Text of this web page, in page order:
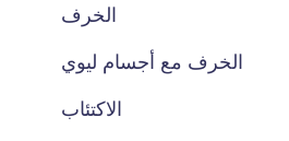
الخرف
الخرف مع أجسام ليوي
الاكتئاب